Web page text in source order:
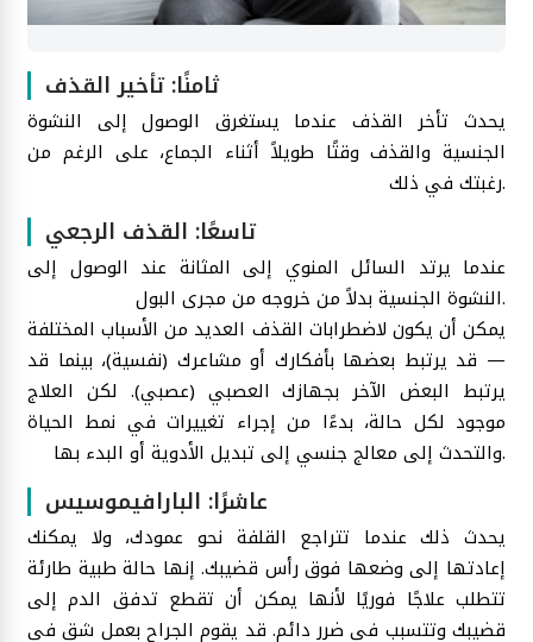
ثامنًا: تأخير القذف
يحدث تأخر القذف عندما يستغرق الوصول إلى النشوة
الجنسية والقذف وقتًا طويلاً أثناء الجماع، على الرغم من
رغبتك في ذلك.
تاسعًا: القذف الرجعي
عندما يرتد السائل المنوي إلى المثانة عند الوصول إلى
النشوة الجنسية بدلاً من خروجه من مجرى البول.
يمكن أن يكون لاضطرابات القذف العديد من الأسباب المختلفة
— قد يرتبط بعضها بأفكارك أو مشاعرك (نفسية)، بينما قد
يرتبط البعض الآخر بجهازك العصبي (عصبي). لكن العلاج
موجود لكل حالة، بدءًا من إجراء تغييرات في نمط الحياة
والتحدث إلى معالج جنسي إلى تبديل الأدوية أو البدء بها.
عاشرًا: البارافيموسيس
يحدث ذلك عندما تتراجع القلفة نحو عمودك، ولا يمكنك
إعادتها إلى وضعها فوق رأس قضيبك. إنها حالة طبية طارئة
تتطلب علاجًا فوريًا لأنها يمكن أن تقطع تدفق الدم إلى
قضيبك وتتسبب في ضرر دائم. قد يقوم الجراح بعمل شق في